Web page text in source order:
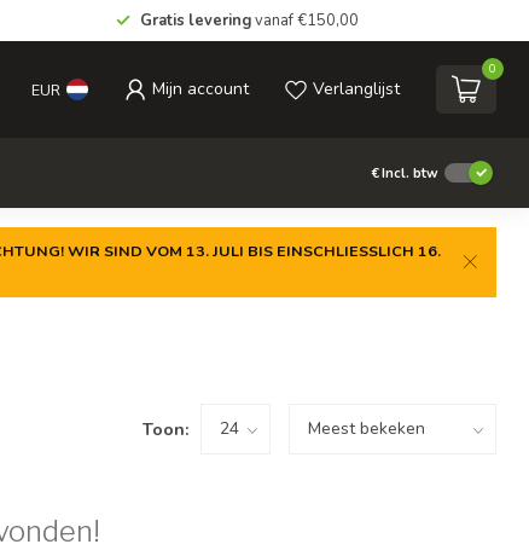
Gratis leveringvanaf €150,00
EUR Mijn account Verlanglijst
0
€Incl. btw
WIR SIND VOM 13. JULI BIS EINSCHLIESSLICH 16.
Toon: